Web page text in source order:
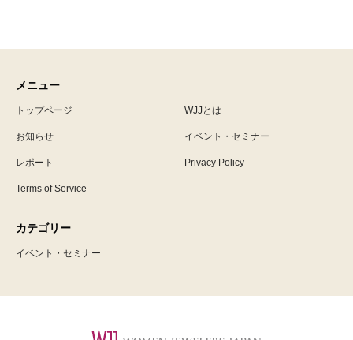
メニュー
トップページ WJJとは
お知らせ イベント・セミナー
レポート Privacy Policy
Terms of Service
カテゴリー
イベント・セミナー